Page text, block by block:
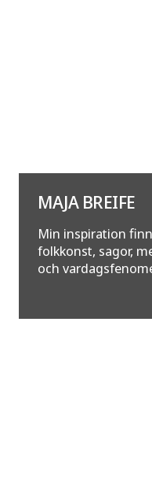
MAJA BREIFE
Min inspiration
folkkonst, sagor,
och